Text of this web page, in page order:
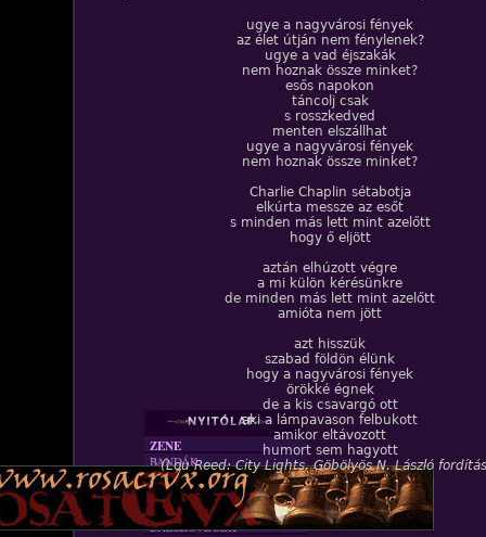
ugye a nagyvárosi fények
az élet útján nem fénylenek?
ugye a vad éjszakák
nem hoznak össze minket?
esős napokon
táncolj csak
s rosszkedved
menten elszállhat
ugye a nagyvárosi fények
nem hoznak össze minket?
Charlie Chaplin sétabotja
elkúrta messze az esőt
s minden más lett mint azelőtt
hogy ő eljött
aztán elhúzott végre
a mi külön kérésünkre
de minden más lett mint azelőtt
amióta nem jött
azt hisszük
szabad földön élünk
hogy a nagyvárosi fények
örökké égnek
de a kis csavargó ott
aki a lámpavason felbukott
amikor eltávozott
humort sem hagyott
(Lou Reed: City Lights, Göbölyös N. László
ZENE
BANDÁK
DVD
INTERJÚK
FORDÍTÁSOK
DALSZÖVEGEK